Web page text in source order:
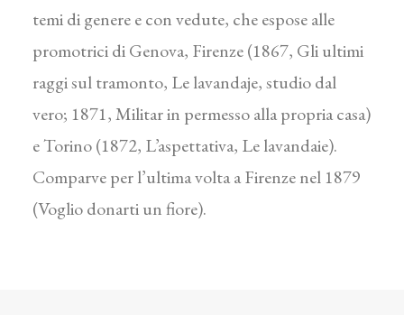
temi di genere e con vedute, che espose alle
promotrici di Genova, Firenze (1867, Gli ultimi
raggi sul tramonto, Le lavandaje, studio dal
vero; 1871, Militar in permesso alla propria casa)
e Torino (1872, L’aspettativa, Le lavandaie).
Comparve per l’ultima volta a Firenze nel 1879
(Voglio donarti un fiore).